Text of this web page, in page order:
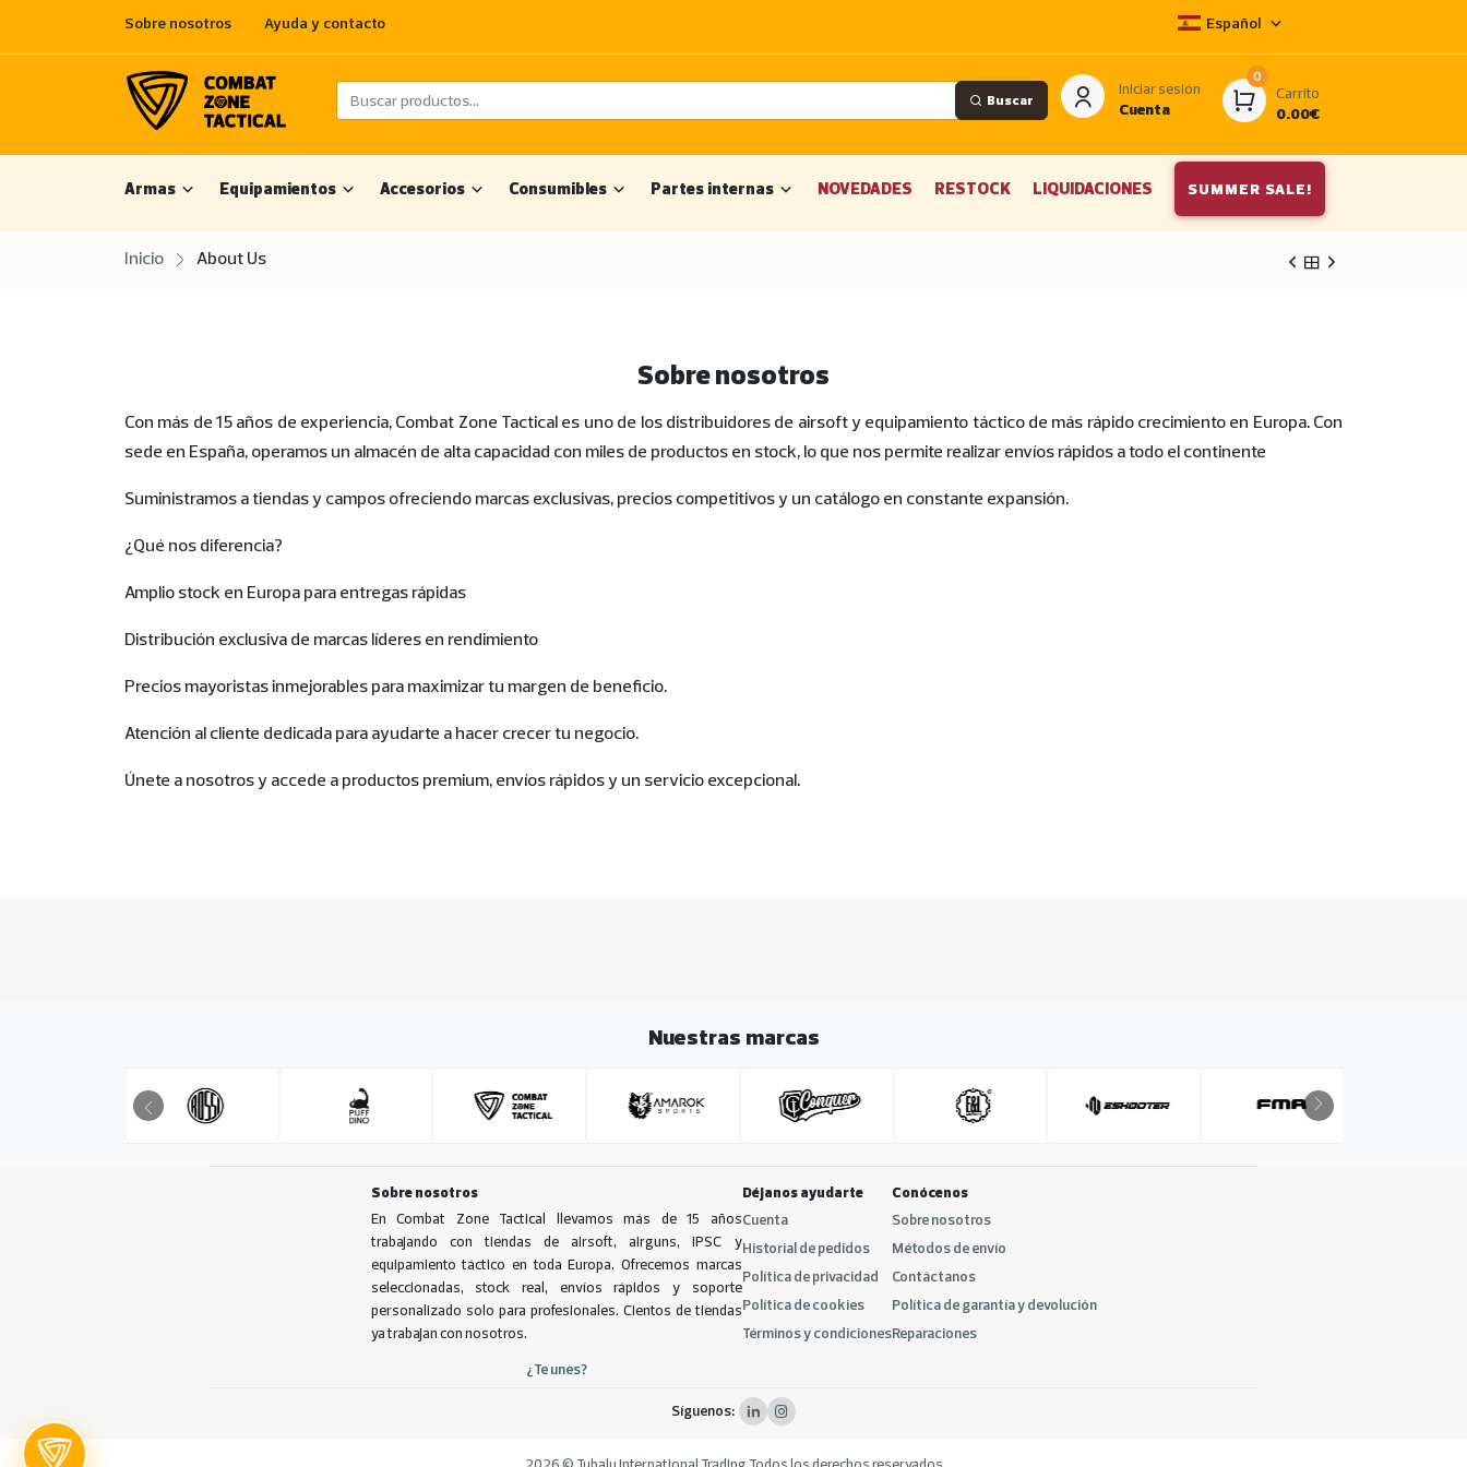
Sobre nosotros Ayuda y contacto Español
Buscar
Iniciar sesión
Cuenta
0
Carrito
0.00€
Armas Equipamientos Accesorios Consumibles Partes internas NOVEDADES RESTOCK LIQUIDACIONES SUMMER SALE!
Inicio About Us
Sobre nosotros
Con más de 15 años de experiencia, Combat Zone Tactical es uno de los distribuidores de airsoft y equipamiento táctico de más rápido crecimiento en Europa. Con
sede en España, operamos un almacén de alta capacidad con miles de productos en stock, lo que nos permite realizar envíos rápidos a todo el continente
Suministramos a tiendas y campos ofreciendo marcas exclusivas, precios competitivos y un catálogo en constante expansión.
¿Qué nos diferencia?
Amplio stock en Europa para entregas rápidas
Distribución exclusiva de marcas líderes en rendimiento
Precios mayoristas inmejorables para maximizar tu margen de beneficio.
Atención al cliente dedicada para ayudarte a hacer crecer tu negocio.
Únete a nosotros y accede a productos premium, envíos rápidos y un servicio excepcional.
Nuestras marcas
Sobre nosotros
En Combat Zone Tactical llevamos más de 15 años
trabajando con tiendas de airsoft, airguns, IPSC y
equipamiento táctico en toda Europa. Ofrecemos marcas
seleccionadas, stock real, envíos rápidos y soporte
personalizado solo para profesionales. Cientos de tiendas
ya trabajan con nosotros.
¿Te unes?
Déjanos ayudarte
Cuenta
Historial de pedidos
Política de privacidad
Política de cookies
Términos y condiciones
Conócenos
Sobre nosotros
Métodos de envío
Contáctanos
Política de garantía y devolución
Reparaciones
Síguenos:
2026 © Tubalu International Trading Todos los derechos reservados